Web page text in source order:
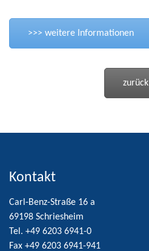
>>> weitere Informationen
zurück
Kontakt
Carl-Benz-Straße 16 a
69198 Schriesheim
Tel. +49 6203 6941-0
Fax +49 6203 6941-941